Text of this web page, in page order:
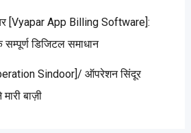
[Vyapar App Billing Software]:
डिजिटल समाधान
Sindoor]/ ऑपरेशन सिंदूर
बाज़ी